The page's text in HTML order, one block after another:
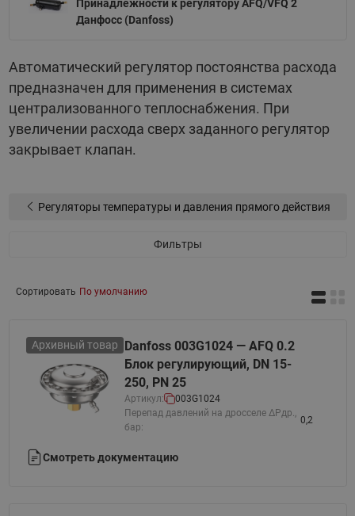
Принадлежности к регулятору AFQ/VFQ 2
Данфосс (Danfoss)
Автоматический регулятор постоянства расхода
предназначен для применения в системах
централизованного теплоснабжения. При
увеличении расхода сверх заданного регулятор
закрывает клапан.
Регуляторы температуры и давления прямого действия
Фильтры
Сортировать По умолчанию
Архивный товар
Danfoss 003G1024 — AFQ 0.2
Блок регулирующий, DN 15-
250, PN 25
Артикул:
003G1024
Перепад давлений на дросселе ΔPдр.,
бар:
0,2
Смотреть документацию